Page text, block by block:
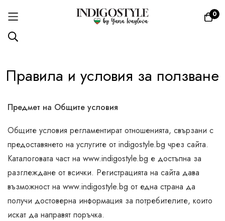
0
към
Правила и условия за ползване
Предмет на Общите условия
Общите условия регламентират отношенията, свързани с
предоставянето на услугите от indigostyle.bg чрез сайта.
Каталоговата част на www.indigostyle.bg е достъпнa за
разглеждане от всички. Регистрацията на сайта дава
възможност на www.indigostyle.bg от една страна да
получи достоверна информация за потребителите, които
искат да направят поръчка.